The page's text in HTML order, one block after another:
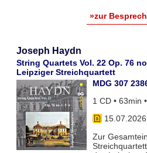
»zur
Joseph Haydn
String Quartets Vol. 22 Op. 76
Leipziger Streichquartett
MDG 307
1 CD • 63min
15.07.2026
Zur